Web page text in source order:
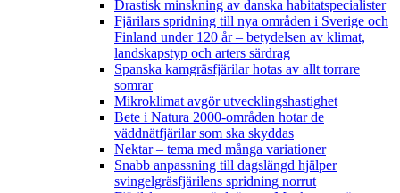
Drastisk minskning av danska habitatspecialister
Fjärilars spridning till nya områden i Sverige och
Finland under 120 år– betydelsen av klimat,
landskapstyp och arters särdrag
Spanska kamgräsfjärilar hotas av allt torrare
somrar
Mikroklimat avgör utvecklingshastighet
Bete i Natura 2000-områden hotar de
väddnätfjärilar som ska skyddas
Nektar – tema med många variationer
Snabb anpassning till dagslängd hjälper
svingelgräsfjärilens spridning norrut